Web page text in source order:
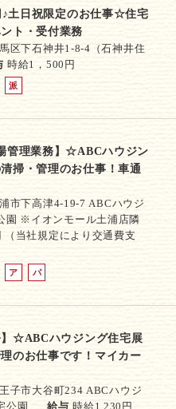
♪土日祝限定のお仕事☆住宅
ト・受付業務
区下石神井1-8-4（石神井住
時給1，500円
派
社
管理業務】☆ABCハウジン
掃・管理のお仕事！車通
市下高津4-19-7 ABCハウジ
※イオンモール土浦店隣
（当社規定により交通費支
ア
バ
ト
パ
ト
】☆ABCハウジング住宅展
のお仕事です！マイカー
子市大谷町234 ABCハウジ
公園
給与 時給1,230円